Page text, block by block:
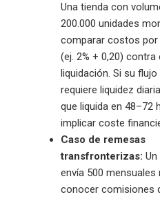
Una tienda con
200.000 unidades
comparar costos
(ej. 2% + 0,20) contra
liquidación. Si su
requiere liquidez
que liquida en 48–72
implicar coste
Caso de remesas
transfronterizas:
envía 500 mensuales
conocer comisiones